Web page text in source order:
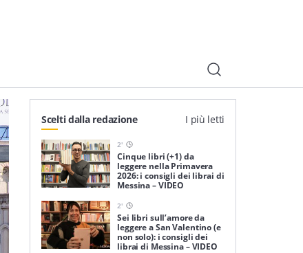
Scelti dalla redazione I più letti
2'
Cinque libri (+1) da
leggere nella Primavera
2026: i consigli dei librai di
Messina – VIDEO
2'
Sei libri sull’amore da
leggere a San Valentino (e
non solo): i consigli dei
librai di Messina – VIDEO